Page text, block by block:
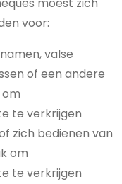
voor:
valse
of een andere
te verkrijgen
zich bedienen van
om
te verkrijgen